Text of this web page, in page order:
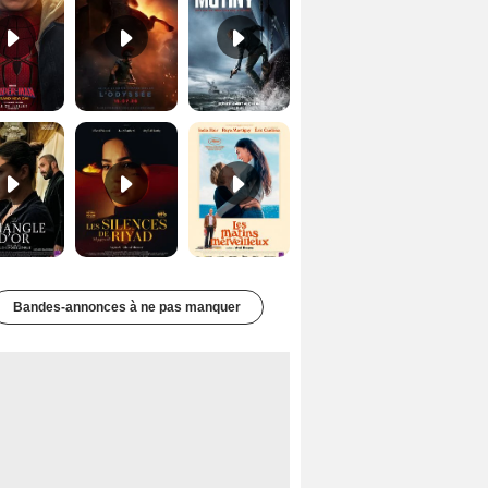
Les Silences de Riyad Bande-annonce VO STFR Les Matins merveilleux Bande-annonce VF
Bandes-annonces à ne pas manquer